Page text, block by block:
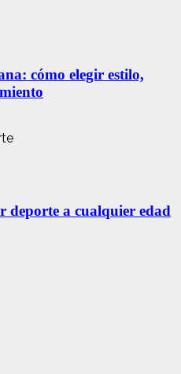
cómo elegir estilo,
deporte a cualquier edad